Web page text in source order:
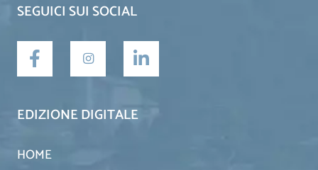
SEGUICI SUI SOCIAL
EDIZIONE DIGITALE
HOME